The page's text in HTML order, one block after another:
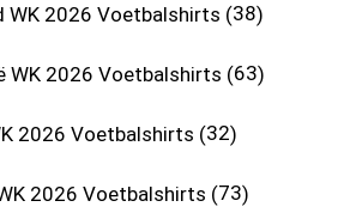
WK 2026 Voetbalshirts 38
WK 2026 Voetbalshirts 63
2026 Voetbalshirts 32
2026 Voetbalshirts 73